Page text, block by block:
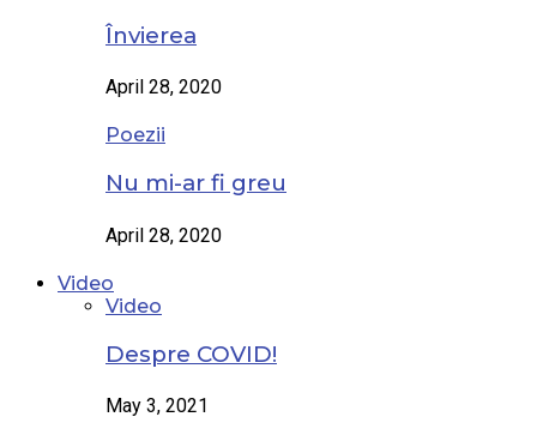
Învierea
April 28, 2020
Poezii
Nu mi-ar fi greu
April 28, 2020
Video
Video
Despre COVID!
May 3, 2021